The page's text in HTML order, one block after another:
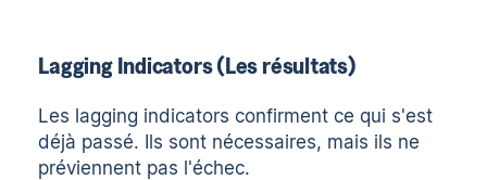
Lagging Indicators (Les résultats)
Les lagging indicators confirment ce qui s'est
déjà passé. Ils sont nécessaires, mais ils ne
préviennent pas l'échec.